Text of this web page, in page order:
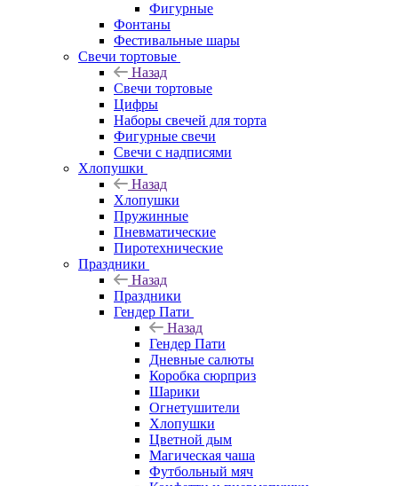
Фигурные
Фонтаны
Фестивальные шары
Свечи тортовые
Назад
Свечи тортовые
Цифры
Наборы свечей для торта
Фигурные свечи
Свечи с надписями
Хлопушки
Назад
Хлопушки
Пружинные
Пневматические
Пиротехнические
Праздники
Назад
Праздники
Гендер Пати
Назад
Гендер Пати
Дневные салюты
Коробка сюрприз
Шарики
Огнетушители
Хлопушки
Цветной дым
Магическая чаша
Футбольный мяч